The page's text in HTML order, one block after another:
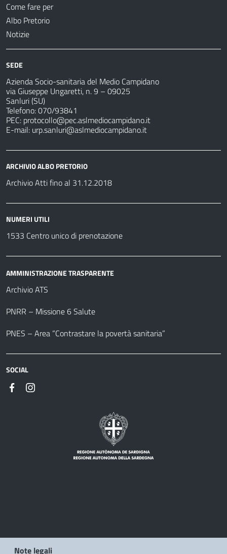
Come fare per
Albo Pretorio
Notizie
SEDE
Azienda Socio-sanitaria del Medio Campidano
via Giuseppe Ungaretti, n. 9 – 09025
Sanluri (SU)
Telefono: 070/93841
PEC: protocollo@pec.aslmediocampidano.it
E-mail: urp.sanluri@aslmediocampidano.it
ARCHIVIO ALBO PRETORIO
Archivio Atti fino al 31.12.2018
NUMERI UTILI
1533 Centro unico di prenotazione
AMMINISTRAZIONE TRASPARENTE
Archivio ATS
PNRR – Missione 6 Salute
PNES – Area “Contrastare la povertà sanitaria”
SOCIAL
Note legali